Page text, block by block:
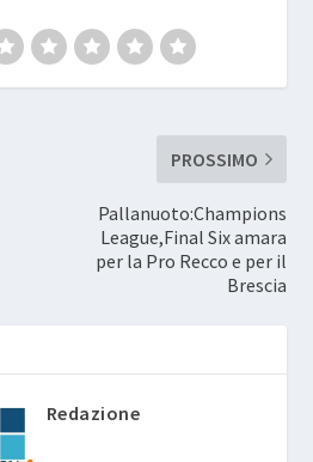
PROSSIMO
Pallanuoto:Champions
League,Final Six amara
per la Pro Recco e per il
Brescia
Redazione